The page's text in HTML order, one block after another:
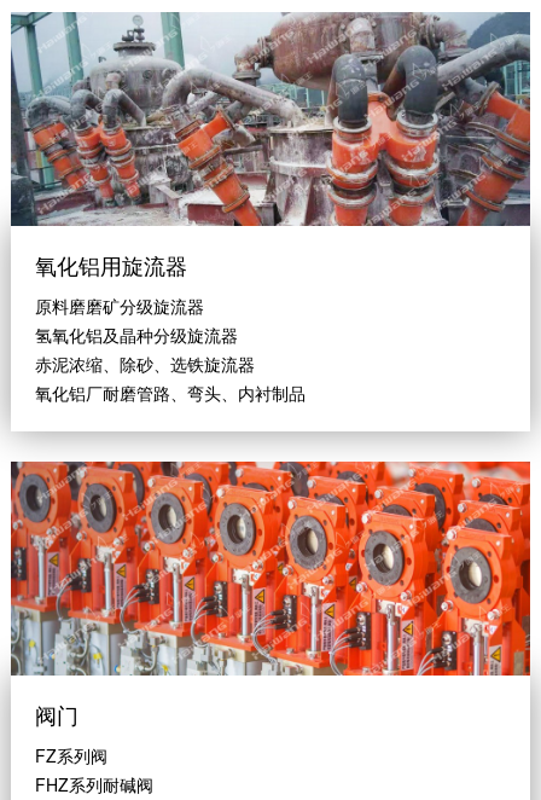
氧化铝用旋流器
原料磨磨矿分级旋流器
氢氧化铝及晶种分级旋流器
赤泥浓缩、除砂、选铁旋流器
氧化铝厂耐磨管路、弯头、内衬制品
阀门
FZ系列阀
FHZ系列耐碱阀